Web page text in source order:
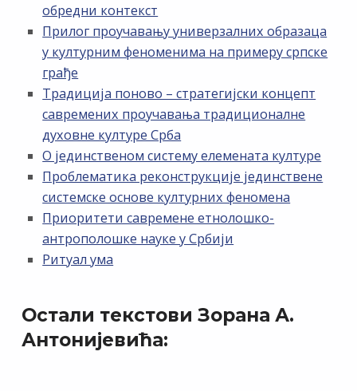
обредни контекст
Прилог проучавању универзалних образаца
у културним феноменима на примеру српске
грађе
Традиција поново – стратегијски концепт
савремених проучавања традиционалне
духовне културе Срба
О јединственом систему елемената културе
Проблематика реконструкције јединствене
системске основе културних феномена
Приоритети савремене етнолошко-
антрополошке науке у Србији
Ритуал ума
Остали текстови Зорана А.
Антонијевића: